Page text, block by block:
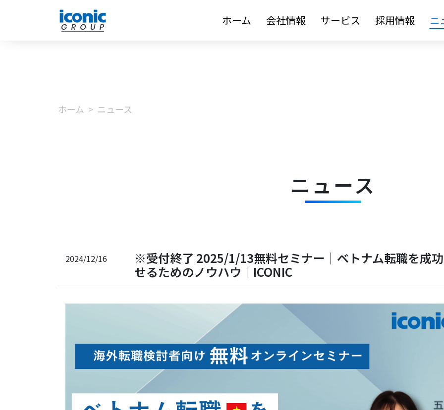
ホーム 会社情報 サービス 採用情報 ニ
ホーム ニュース
ニュース
2024/12/16
※受付終了 2025/1/13無料セミナー｜ベトナム転職を成
せるためのノウハウ｜ICONIC